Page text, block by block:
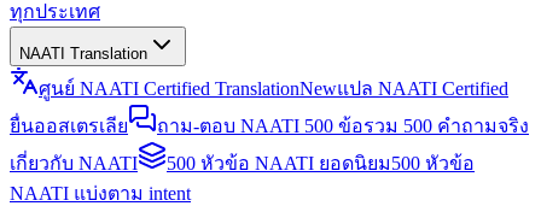
ทุกประเทศ
NAATI Translation
ศูนย์ NAATI Certified TranslationNewแปล NAATI Certified
ยื่นออสเตรเลีย
ถาม-ตอบ NAATI 500 ข้อรวม 500 คำถามจริง
เกี่ยวกับ NAATI
500 หัวข้อ NAATI ยอดนิยม500 หัวข้อ
NAATI แบ่งตาม intent